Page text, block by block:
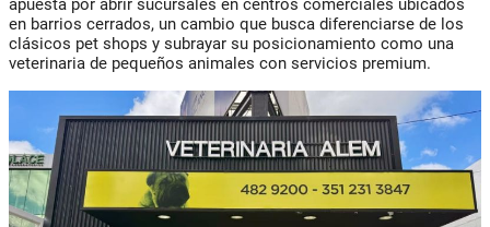
apuesta por abrir sucursales en centros comerciales ubicados
en barrios cerrados, un cambio que busca diferenciarse de los
clásicos pet shops y subrayar su posicionamiento como una
veterinaria de pequeños animales con servicios premium.